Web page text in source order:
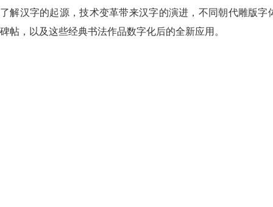
了解汉字的起源，技术变革带来汉字的演进，不同朝代雕版
碑帖，以及这些经典书法作品数字化后的全新应用。